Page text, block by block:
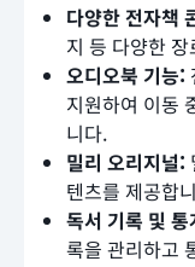
다양한 전자책
지 등 다양한
오디오북 기능:
지원하여 이동
니다.
밀리 오리지널:
텐츠를 제공합
독서 기록 및 통
록을 관리하고